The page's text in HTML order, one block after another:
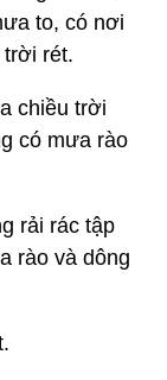
to, có nơi
rét.
chiều trời
có mưa rào
rải rác tập
rào và dông